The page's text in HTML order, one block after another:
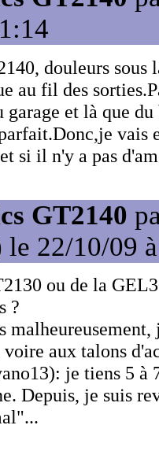
douleurs sous
au fil des
et là que
vais
si il n'y a pas
GT2140
22/10/09
ou de la
?
aux talons
je tiens 5 à
Depuis, je suis